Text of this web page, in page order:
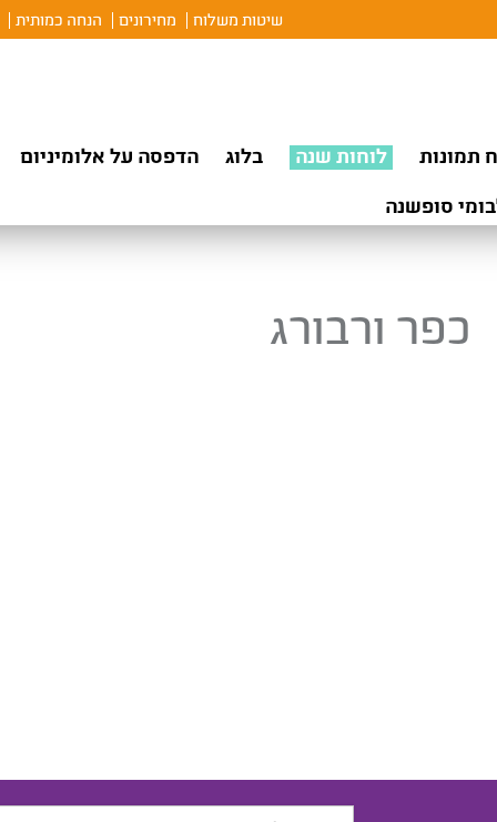
שיטות משלוח מחירונים הנחה כמותית
תמונות לוחות שנה בלוג הדפסה על אלומיניום
סופשנה
כפר ורבורג